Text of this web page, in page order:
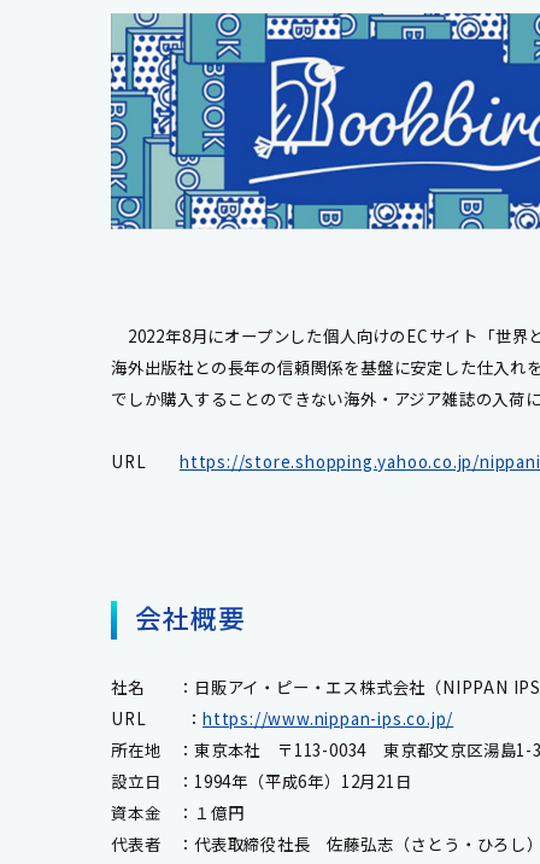
2022年8月にオープンした個人向けのECサイト「世
海外出版社との長年の信頼関係を基盤に安定した仕入れ
でしか購入することのできない海外・アジア雑誌の入荷
URL https://store.shopping.yahoo.co.jp/
会社概要
社名 ：日販アイ・ピー・エス株式会社（NIPPAN
URL ： https://www.nippan-ips.co.jp/
所在地 ：東京本社 〒113-0034 東京都文京区湯島1-
設立日 ：1994年（平成6年）12月21日
資本金 ：１億円
代表者 ：代表取締役社長 佐藤弘志（さとう・ひろし